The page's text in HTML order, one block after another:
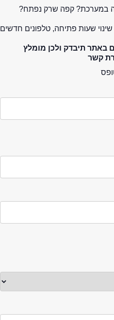
במערכת? קפה שרק נפתח?
שעות פתיחה, טלפונים חדשים
באתר תיבדק ולכן מומלץ
קשר